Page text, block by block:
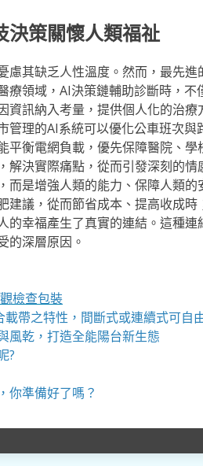
決策關懷人類福祉
慮其缺乏人性溫度。然而，最先
療領域，AI決策鏈輔助診斷時，
資訊納入考量，提供個人化的治
管理的AI系統可以優化公車班次
平衡電網負載，優先保障醫院、
解決實際痛點，從而引發深刻的
而是增強人類的能力、保障人類
建議，從而節省成本、提高收成
的幸福產生了真實的連結。這種
的深層原因。
檢查包裝
載帶之特性，間斷式或連續式可自
風乾，打造全能陽台新生態
?
你準備好了嗎？